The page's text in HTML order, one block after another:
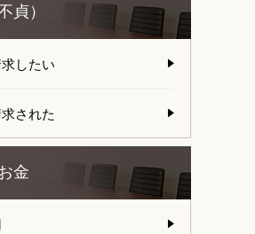
貞）
したい
された
金